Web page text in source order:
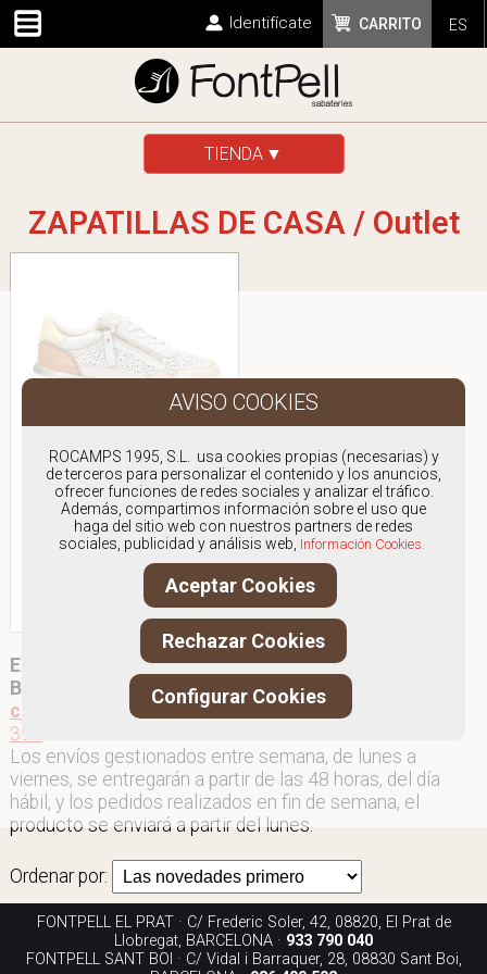
ES
CARRITO
Identifícate
TIENDA
ZAPATILLAS DE CASA / Outlet
CARMELA 16227401
BLUCHER TROQUELADO
Antes:89.95€
62,00€
VER PRODUCTO
Envíos y devoluciones gratuítos a Península y
Baleares
, para otros destinos consultar en
comercial@fontpell.como por WhatsApp
390
Los envíos gestionados entre semana, de lunes a
viernes, se entregarán a partir de las 48 horas, del día
hábil, y los pedidos realizados en fin de semana, el
producto se enviará a partir del lunes.
Ordenar por:
FONTPELL EL PRAT · C/ Frederic Soler, 42, 08820, El Prat de
Llobregat, BARCELONA · 933 790 040
FONTPELL SANT BOI · C/ Vidal i Barraquer, 28, 08830 Sant Boi,
ROCAMPS 1995, S.L. usa cookies propias (necesarias) y
de terceros para personalizar el contenido y los anuncios,
ofrecer funciones de redes sociales y analizar el tráfico.
Además, compartimos información sobre el uso que
haga del sitio web con nuestros partners de redes
sociales, publicidad y análisis web, Información Cookies.
Aceptar Cookies
Rechazar Cookies
Configurar Cookies